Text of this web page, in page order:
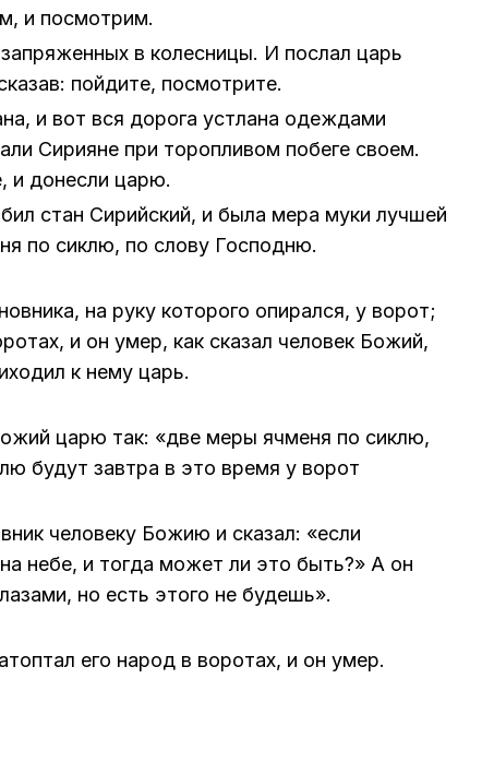
и посмотрим.
в колесницы. И послал царь
пойдите, посмотрите.
и вот вся дорога устлана одеждами
Сирияне при торопливом побеге своем.
и донесли царю.
стан Сирийский, и была мера муки лучшей
по сиклю, по слову Господню.
на руку которого опирался, у ворот;
и он умер, как сказал человек Божий,
к нему царь.
царю так: «две меры ячменя по сиклю,
будут завтра в это время у ворот
человеку Божию и сказал: «если
небе, и тогда может ли это быть?» А он
но есть этого не будешь».
его народ в воротах, и он умер.